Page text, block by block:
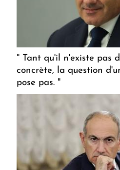
" Tant qu'il n'existe pas
concrète, la question
pose pas. "